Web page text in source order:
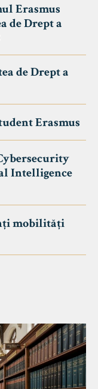
Erasmus
de Drept a
de Drept a
Erasmus
Intelligence
mobilități